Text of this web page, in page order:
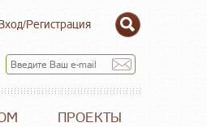
Регистрация
ПРОЕКТЫ